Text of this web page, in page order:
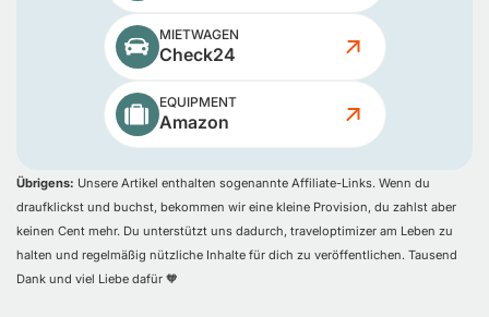
MIETWAGEN
Check24
EQUIPMENT
Amazon
Übrigens: Unsere Artikel enthalten sogenannte Affiliate-Links. Wenn du
draufklickst und buchst, bekommen wir eine kleine Provision, du zahlst aber
keinen Cent mehr. Du unterstützt uns dadurch, traveloptimizer am Leben zu
halten und regelmäßig nützliche Inhalte für dich zu veröffentlichen. Tausend
Dank und viel Liebe dafür 🧡